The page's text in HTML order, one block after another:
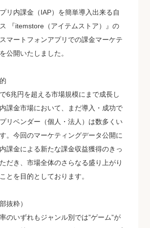
リ内課金（IAP）を簡単導入出来る自
『itemstore（アイテムストア）』の
マートフォンアプリでの課金マーケテ
公開いたしました。
6兆円を超える市場規模にまで成長し
課金市場において、まだ導入・成功で
リベンダー（個人・法人）は数多くい
。今回のマーケティングデータ公開に
課金による新たな課金収益獲得のきっ
だき、市場全体のさらなる盛り上がり
とを目的としております。
抜粋）
のいずれもジャンル別では”ゲーム”が